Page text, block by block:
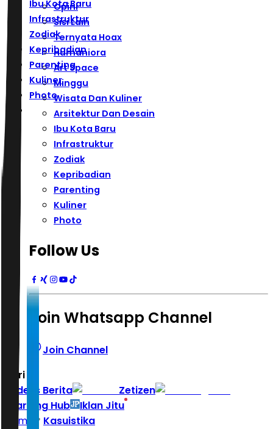
Ibu Kota Baru
Infrastruktur
Zodiak
Kepribadian
Parenting
Kuliner
Photo
Opini
Sisi Lain
Ternyata Hoax
Humaniora
Art Space
Minggu
Wisata Dan Kuliner
Arsitektur Dan Desain
Ibu Kota Baru
Infrastruktur
Zodiak
Kepribadian
Parenting
Kuliner
Photo
Follow Us
Join Whatsapp Channel
Join Channel
Hari ini
Indeks Berita
Zetizen
Learning Hub
Iklan Jitu
Home
Kasuistika